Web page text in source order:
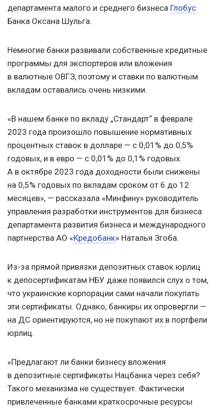
департамента малого и среднего бизнеса Глобус
Банка Оксана Шульга.
Немногие банки развивали собственные кредитные
программы для экспортеров или вложения
в валютные ОВГЗ, поэтому и ставки по валютным
вкладам оставались очень низкими.
«В нашем банке по вкладу „Стандарт“ в феврале
2023 года произошло повышение нормативных
процентных ставок в долларе — с 0,01% до 0,5%
годовых, и в евро — с 0,01% до 0,1% годовых.
А в октябре 2023 года доходности были снижены
на 0,5% годовых по вкладам сроком от 6 до 12
месяцев», — рассказала «Минфину» руководитель
управления разработки инструментов для бизнеса
департамента развития бизнеса и международного
партнерства АО «Кредобанк» Наталья Згоба.
Из-за прямой привязки депозитных ставок юрлиц
к депосертификатам НБУ даже появился слух о том,
что украинские корпорации сами начали покупать
эти сертификаты. Однако, банкиры их опровергли —
на ДС ориентируются, но не покупают их в портфели
юрлиц.
«Предлагают ли банки бизнесу вложения
в депозитные сертификаты Нацбанка через себя?
Такого механизма не существует. Фактически
привлеченные банками краткосрочные ресурсы